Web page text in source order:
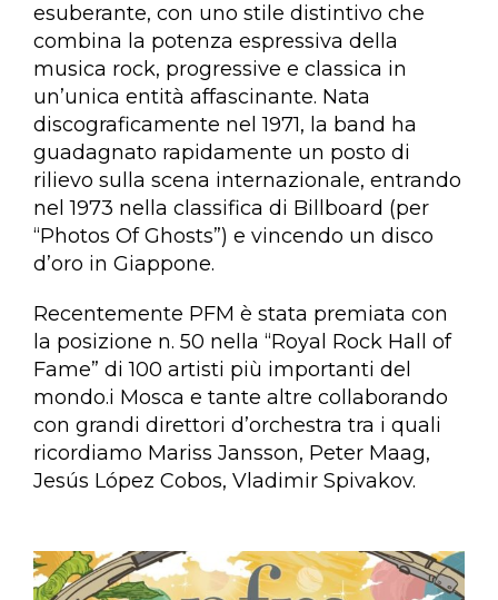
esuberante, con uno stile distintivo che
combina la potenza espressiva della
musica rock, progressive e classica in
un’unica entità affascinante. Nata
discograficamente nel 1971, la band ha
guadagnato rapidamente un posto di
rilievo sulla scena internazionale, entrando
nel 1973 nella classifica di Billboard (per
“Photos Of Ghosts”) e vincendo un disco
d’oro in Giappone.
Recentemente PFM è stata premiata con
la posizione n. 50 nella “Royal Rock Hall of
Fame” di 100 artisti più importanti del
mondo.i Mosca e tante altre collaborando
con grandi direttori d’orchestra tra i quali
ricordiamo Mariss Jansson, Peter Maag,
Jesús López Cobos, Vladimir Spivakov.